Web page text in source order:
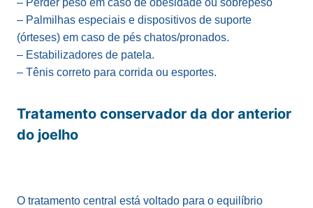
– Perder peso em caso de obesidade ou sobrepeso
– Palmilhas especiais e dispositivos de suporte
(órteses) em caso de pés chatos/pronados.
– Estabilizadores de patela.
– Tênis correto para corrida ou esportes.
Tratamento conservador da dor anterior
do joelho
O tratamento central está voltado para o equilíbrio